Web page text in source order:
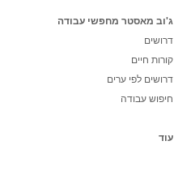
ג'וב מאסטר מחפשי עבודה
דרושים
קורות חיים
דרושים לפי ערים
חיפוש עבודה
עוד